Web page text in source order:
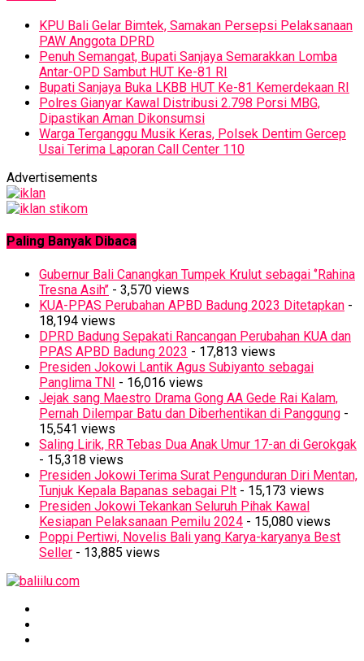
KPU Bali Gelar Bimtek, Samakan Persepsi Pelaksanaan
PAW Anggota DPRD
Penuh Semangat, Bupati Sanjaya Semarakkan Lomba
Antar-OPD Sambut HUT Ke-81 RI
Bupati Sanjaya Buka LKBB HUT Ke-81 Kemerdekaan RI
Polres Gianyar Kawal Distribusi 2.798 Porsi MBG,
Dipastikan Aman Dikonsumsi
Warga Terganggu Musik Keras, Polsek Dentim Gercep
Usai Terima Laporan Call Center 110
Advertisements
Paling Banyak Dibaca
Gubernur Bali Canangkan Tumpek Krulut sebagai ‘’Rahina
Tresna Asih’’ - 3,570 views
KUA-PPAS Perubahan APBD Badung 2023 Ditetapkan -
18,194 views
DPRD Badung Sepakati Rancangan Perubahan KUA dan
PPAS APBD Badung 2023 - 17,813 views
Presiden Jokowi Lantik Agus Subiyanto sebagai
Panglima TNI - 16,016 views
Jejak sang Maestro Drama Gong AA Gede Rai Kalam,
Pernah Dilempar Batu dan Diberhentikan di Panggung -
15,541 views
Saling Lirik, RR Tebas Dua Anak Umur 17-an di Gerokgak
- 15,318 views
Presiden Jokowi Terima Surat Pengunduran Diri Mentan,
Tunjuk Kepala Bapanas sebagai Plt - 15,173 views
Presiden Jokowi Tekankan Seluruh Pihak Kawal
Kesiapan Pelaksanaan Pemilu 2024 - 15,080 views
Poppi Pertiwi, Novelis Bali yang Karya-karyanya Best
Seller - 13,885 views